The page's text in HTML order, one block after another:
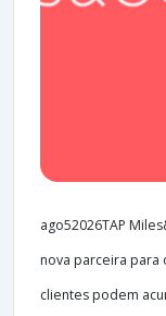
ago52026TAP
nova parceira para
clientes podem